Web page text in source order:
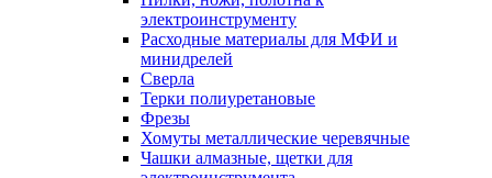
электроинструменту
Расходные материалы для МФИ и
минидрелей
Сверла
Терки полиуретановые
Фрезы
Хомуты металлические черевячные
Чашки алмазные, щетки для